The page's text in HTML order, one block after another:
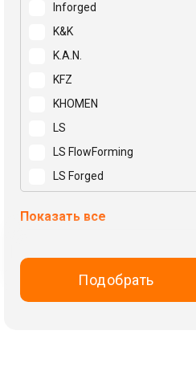
Inforged
K&K
K.A.N.
KFZ
KHOMEN
LS
LS FlowForming
LS Forged
N2O
Показать все
Подобрать